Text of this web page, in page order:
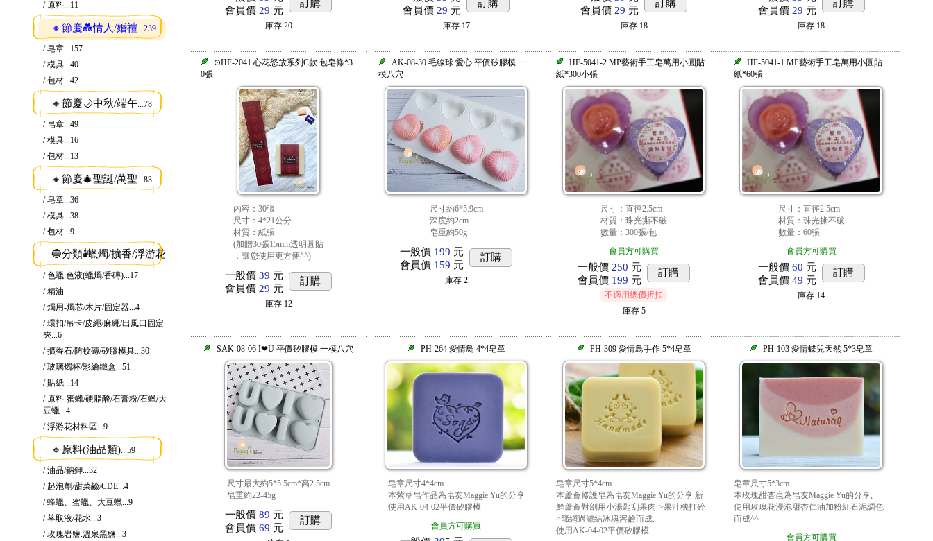
/ 原料...11
🔸節慶💑情人/婚禮 ...239
/ 皂章...157
/ 模具...40
/ 包材...42
🔸節慶🌙中秋/端午 ...78
/ 皂章...49
/ 模具...16
/ 包材...13
🔸節慶🎄聖誕/萬聖 ...83
/ 皂章...36
/ 模具...38
/ 包材...9
🔵分類🕯️蠟燭/擴香/浮游花
/ 色蠟.色液(蠟燭/香磚)...17
/ 精油
/ 燭用-燭芯/木片/固定器...4
/ 環扣/吊卡/皮繩/麻繩/出風口固定
夾...6
/ 擴香石/防蚊磚/矽膠模具...30
/ 玻璃燭杯/彩繪鐵盒...51
/ 貼紙...14
/ 原料-蜜蠟/硬脂酸/石膏粉/石蠟/大
豆蠟...4
/ 浮游花材料區...9
🔹原料(油品類) ...59
/ 油品/鈉鉀...32
/ 起泡劑/甜菜鹼/CDE...4
/ 蜂蠟、蜜蠟、大豆蠟...9
/ 萃取液/花水...3
/ 玫瑰岩鹽.溫泉黑鹽...3
會員價 29 元
訂購
庫存 20
會員價 29 元
訂購
庫存 17
會員價 29 元
訂購
庫存 18
會員價 29 元
訂購
庫存 18
⊙HF-2041 心花怒放系列C款 包皂條*3
0張
內容：30張
尺寸：4*21公分
材質：紙張
(加贈30張15mm透明圓貼
，讓您使用更方便^^)
一般價 39 元
會員價 29 元
訂購
庫存 12
AK-08-30 毛線球 愛心 平價矽膠模 一
模八穴
尺寸約6*5.9cm
深度約2cm
皂重約50g
一般價 199 元
會員價 159 元
訂購
庫存 2
HF-5041-2 MP藝術手工皂萬用小圓貼
紙*300小張
尺寸：直徑2.5cm
材質：珠光撕不破
數量：300張/包
會員方可購買
一般價 250 元
會員價 199 元
訂購
不適用總價折扣
庫存 5
HF-5041-1 MP藝術手工皂萬用小圓貼
紙*60張
尺寸：直徑2.5cm
材質：珠光撕不破
數量：60張
會員方可購買
一般價 60 元
會員價 49 元
訂購
庫存 14
SAK-08-06 I❤U 平價矽膠模 一模八穴
尺寸最大約5*5.5cm*高2.5cm
皂重約22-45g
一般價 89 元
會員價 69 元
訂購
PH-264 愛情鳥 4*4皂章
皂章尺寸4*4cm
本紫草皂作品為皂友Maggie Yu的分享
使用AK-04-02平價矽膠模
會員方可購買
PH-309 愛情鳥手作 5*4皂章
皂章尺寸5*4cm
本蘆薈修護皂為皂友Maggie Yu的分享.新
鮮蘆薈對剖用小湯匙刮果肉->果汁機打碎-
>篩網過濾結冰塊溶鹼而成.
使用AK-04-02平價矽膠模
PH-103 愛情蝶兒天然 5*3皂章
皂章尺寸5*3cm
本玫瑰甜杏皀為皂友Maggie Yu的分享,
使用玫瑰花浸泡甜杏仁油加粉紅石泥調色
而成^^
會員方可購買